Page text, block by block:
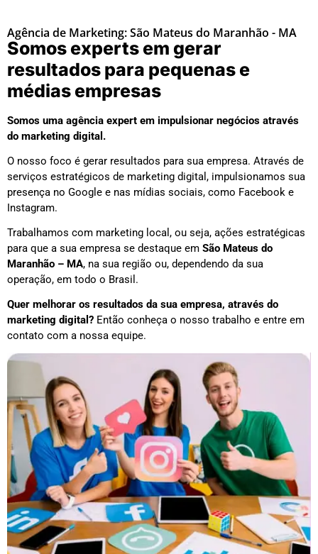
Agência de Marketing: São Mateus do Maranhão - MA
Somos experts em gerar
resultados para pequenas e
médias empresas
Somos uma agência expert em impulsionar negócios através
do marketing digital.
O nosso foco é gerar resultados para sua empresa. Através de
serviços estratégicos de marketing digital, impulsionamos sua
presença no Google e nas mídias sociais, como Facebook e
Instagram.
Trabalhamos com marketing local, ou seja, ações estratégicas
para que a sua empresa se destaque em São Mateus do
Maranhão – MA, na sua região ou, dependendo da sua
operação, em todo o Brasil.
Quer melhorar os resultados da sua empresa, através do
marketing digital? Então conheça o nosso trabalho e entre em
contato com a nossa equipe.